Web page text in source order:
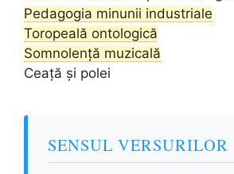
Pedagogia minunii industriale
Toropeală ontologică
Somnolență muzicală
Ceață și polei
SENSUL VERSURILOR